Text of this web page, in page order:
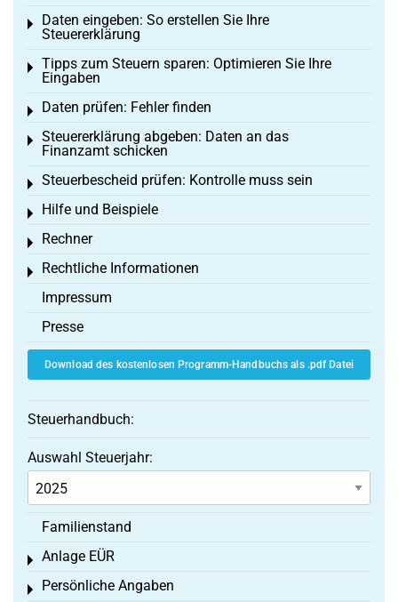
Daten eingeben: So erstellen Sie Ihre
Steuererklärung
Toggle menu
Tipps zum Steuern sparen: Optimieren Sie Ihre
Eingaben
Toggle menu
Daten prüfen: Fehler finden
Toggle menu
Steuererklärung abgeben: Daten an das
Finanzamt schicken
Toggle menu
Steuerbescheid prüfen: Kontrolle muss sein
Toggle menu
Hilfe und Beispiele
Toggle menu
Rechner
Toggle menu
Rechtliche Informationen
Toggle menu
Impressum
Presse
Download des kostenlosen Programm-Handbuchs als .pdf Datei
Steuerhandbuch:
Auswahl Steuerjahr:
Familienstand
Anlage EÜR
Toggle menu
Persönliche Angaben
Toggle menu